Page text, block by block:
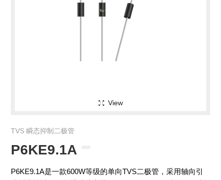
View
TVS 瞬态抑制二极管
P6KE9.1A
P6KE9.1A是一款600W等级的单向TVS二极管，采用轴向引